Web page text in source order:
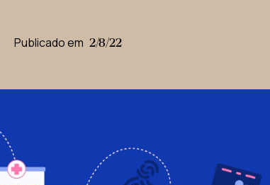
Publicado em 2/8/22